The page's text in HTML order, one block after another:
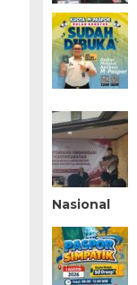
Nasional